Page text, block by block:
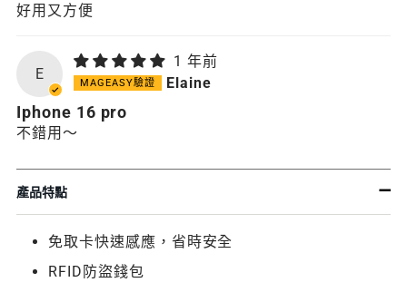
好用又方便
E
1 年前
Elaine
Iphone 16 pro
不錯用～
產品特點
免取卡快速感應，省時安全
RFID防盜錢包